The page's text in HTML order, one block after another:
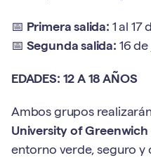
📅 Primera salida: 1 al 17
📅 Segunda salida: 16
EDADES: 12 A 18 AÑOS
Ambos grupos
University of Greenwich
entorno verde, seguro